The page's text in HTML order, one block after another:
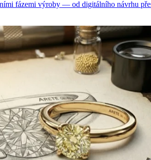
fázemi výroby — od digitálního návrhu